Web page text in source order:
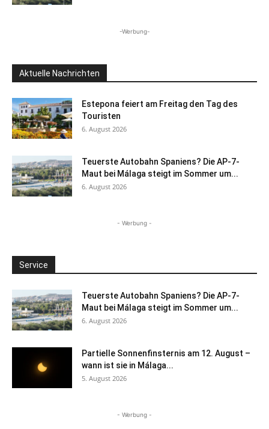
-Werbung-
Aktuelle Nachrichten
Estepona feiert am Freitag den Tag des
Touristen
6. August 2026
Teuerste Autobahn Spaniens? Die AP-7-
Maut bei Málaga steigt im Sommer um...
6. August 2026
- Werbung -
Service
Teuerste Autobahn Spaniens? Die AP-7-
Maut bei Málaga steigt im Sommer um...
6. August 2026
Partielle Sonnenfinsternis am 12. August –
wann ist sie in Málaga...
5. August 2026
- Werbung -